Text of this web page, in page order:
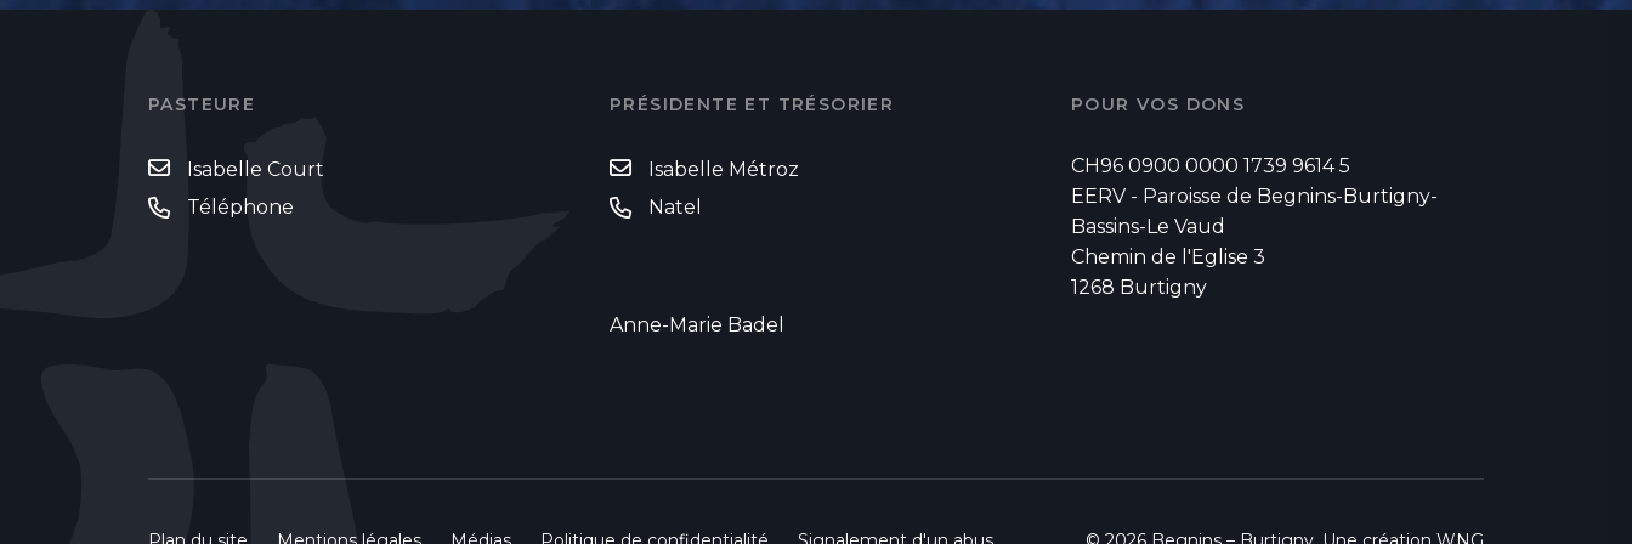
PASTEURE
Isabelle Court
Téléphone
PRÉSIDENTE ET TRÉSORIER
Isabelle Métroz
Natel
Anne-Marie Badel
POUR VOS DONS
CH96 0900 0000 1739 9614 5
EERV - Paroisse de Begnins-Burtigny-
Bassins-Le Vaud
Chemin de l'Eglise 3
1268 Burtigny